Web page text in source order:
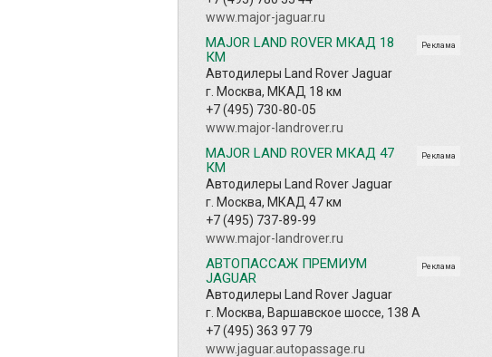
www.major-jaguar.ru
Реклама
MAJOR LAND ROVER МКАД 18
КМ
Автодилеры Land Rover Jaguar
г. Москва, МКАД 18 км
+7 (495) 730-80-05
www.major-landrover.ru
Реклама
MAJOR LAND ROVER МКАД 47
КМ
Автодилеры Land Rover Jaguar
г. Москва, МКАД 47 км
+7 (495) 737-89-99
www.major-landrover.ru
Реклама
АВТОПАССАЖ ПРЕМИУМ
JAGUAR
Автодилеры Land Rover Jaguar
г. Москва, Варшавское шоссе, 138 А
+7 (495) 363 97 79
www.jaguar.autopassage.ru